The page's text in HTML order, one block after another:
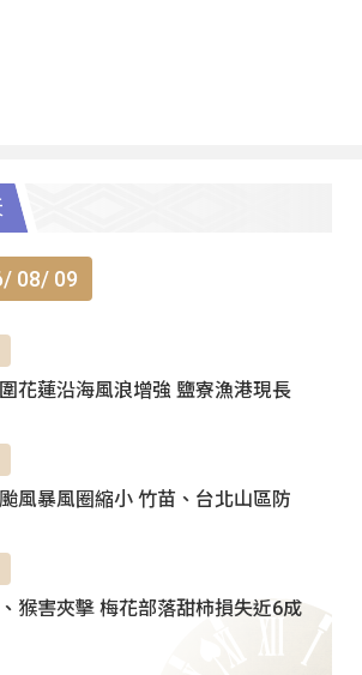
08/ 09
花蓮沿海風浪增強 鹽寮漁港現長
風暴風圈縮小 竹苗、台北山區防
猴害夾擊 梅花部落甜柿損失近6成